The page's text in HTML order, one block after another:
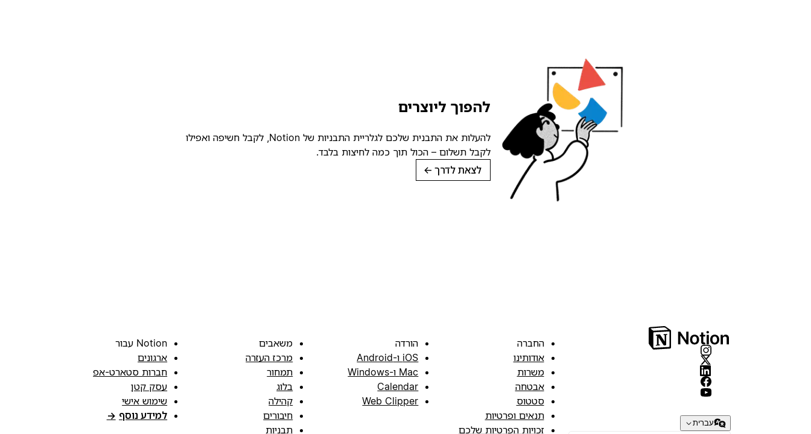
להפוך ליוצרים
להעלות את התבנית שלכם לגלריית התבניות של Notion, לקבל חשיפה ואפילו
לקבל תשלום – הכול תוך כמה לחיצות בלבד.
לצאת לדרך →
עברית
החברה
אודותינו
משרות
אבטחה
סטטוס
תנאים ופרטיות
זכויות הפרטיות שלכם
הורדה
iOS ו-Android
Mac ו-Windows
Calendar
Web Clipper
משאבים
מרכז העזרה
תמחור
בלוג
קהילה
חיבורים
תבניות
Notion עבור
ארגונים
חברות סטארט-אפ
עסק קטן
שימוש אישי
למידע נוסף →